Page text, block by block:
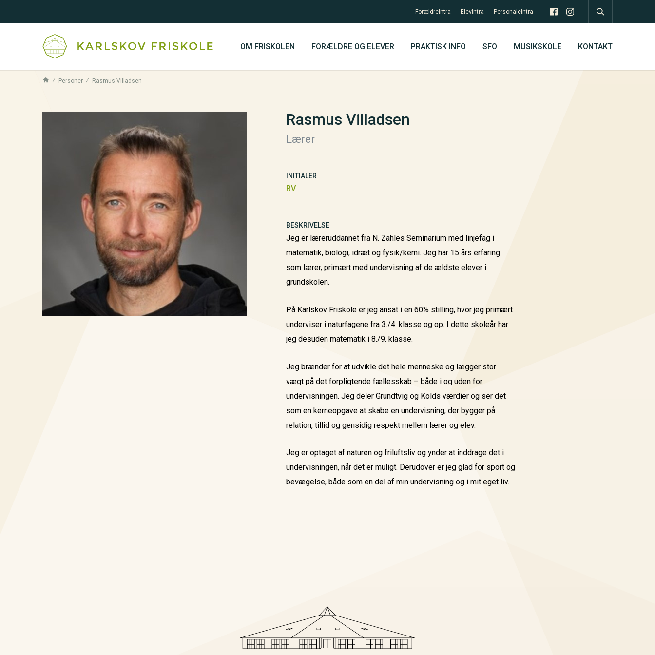
ForældreIntra ElevIntra PersonaleIntra
OM FRISKOLEN FORÆLDRE OG ELEVER PRAKTISK INFO SFO MUSIKSKOLE KONTAKT
Personer Rasmus Villadsen
Rasmus Villadsen
Lærer
INITIALER
RV
BESKRIVELSE
Jeg er læreruddannet fra N. Zahles Seminarium med linjefag i
matematik, biologi, idræt og fysik/kemi. Jeg har 15 års erfaring
som lærer, primært med undervisning af de ældste elever i
grundskolen.
På Karlskov Friskole er jeg ansat i en 60% stilling, hvor jeg primært
underviser i naturfagene fra 3./4. klasse og op. I dette skoleår har
jeg desuden matematik i 8./9. klasse.
Jeg brænder for at udvikle det hele menneske og lægger stor
vægt på det forpligtende fællesskab – både i og uden for
undervisningen. Jeg deler Grundtvig og Kolds værdier og ser det
som en kerneopgave at skabe en undervisning, der bygger på
relation, tillid og gensidig respekt mellem lærer og elev.
Jeg er optaget af naturen og friluftsliv og ynder at inddrage det i
undervisningen, når det er muligt. Derudover er jeg glad for sport og
bevægelse, både som en del af min undervisning og i mit eget liv.